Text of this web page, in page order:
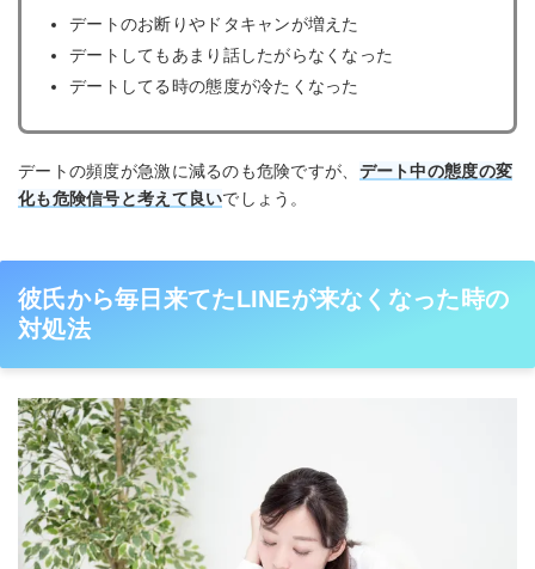
デートのお断りやドタキャンが増えた
デートしてもあまり話したがらなくなった
デートしてる時の態度が冷たくなった
デートの頻度が急激に減るのも危険ですが、 デート中の態度の変
化も危険信号と考えて良いでしょう。
彼氏から毎日来てたLINEが来なくなった時の
対処法